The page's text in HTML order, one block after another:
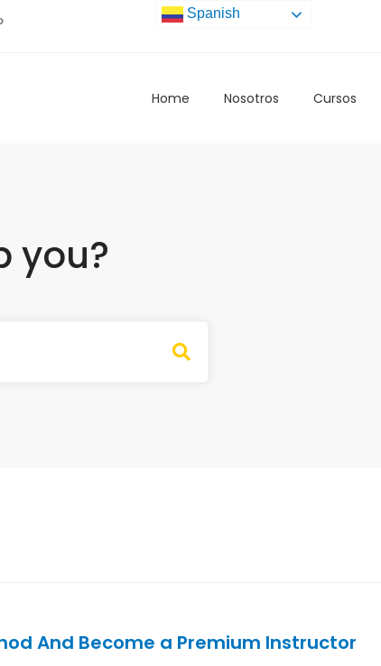
Home Nosotros Cursos
you?
And Become a Premium Instructor
Spanish